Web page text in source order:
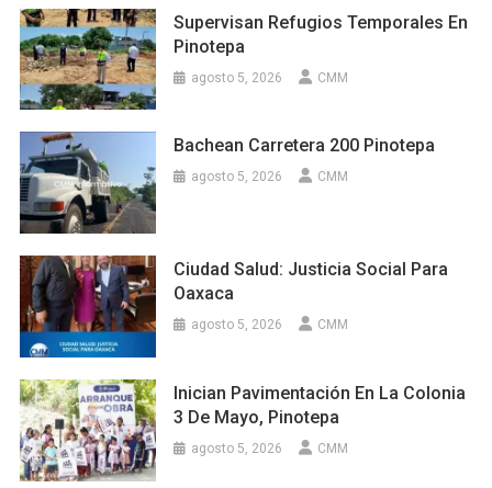
Supervisan Refugios Temporales En
Pinotepa
agosto 5, 2026 CMM
Bachean Carretera 200 Pinotepa
agosto 5, 2026 CMM
Ciudad Salud: Justicia Social Para
Oaxaca
agosto 5, 2026 CMM
Inician Pavimentación En La Colonia
3 De Mayo, Pinotepa
agosto 5, 2026 CMM